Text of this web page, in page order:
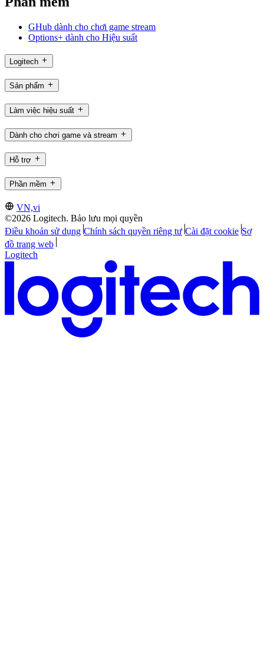
GHub dành cho chơi game stream
Options+ dành cho Hiệu suất
Logitech
Sản phẩm
Làm việc hiệu suất
Dành cho chơi game và stream
Hỗ trợ
Phần mềm
VN,vi
©2026 Logitech. Bảo lưu mọi quyền
Điều khoản sử dụng Chính sách quyền riêng tư Cài đặt cookie Sơ
đồ trang web
Logitech